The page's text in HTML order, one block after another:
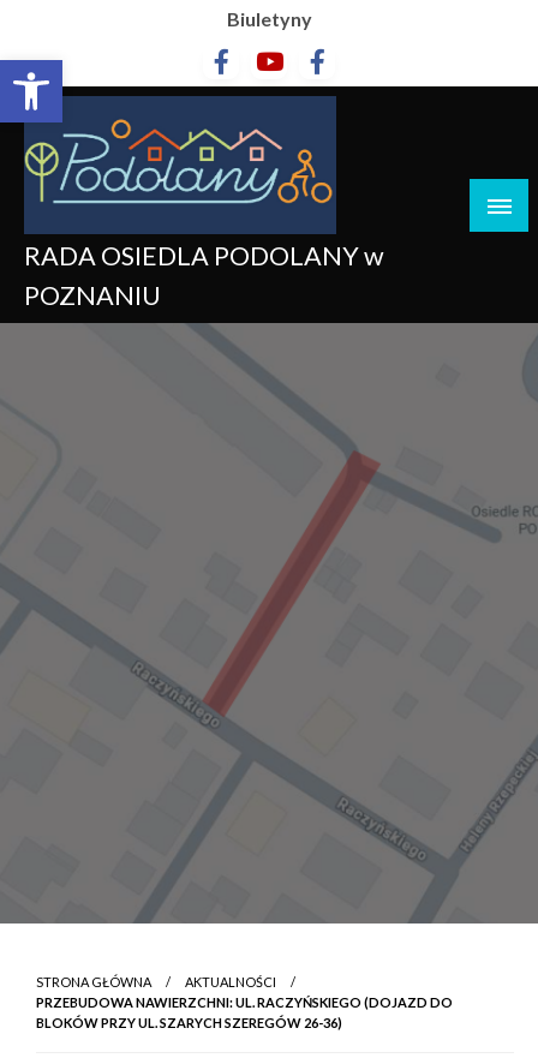
Otwórz pasek narzędzi
Biuletyny
RADA OSIEDLA PODOLANY w
POZNANIU
STRONA GŁÓWNA
AKTUALNOŚCI
PRZEBUDOWA NAWIERZCHNI: UL. RACZYŃSKIEGO (DOJAZD DO
BLOKÓW PRZY UL. SZARYCH SZEREGÓW 26-36)